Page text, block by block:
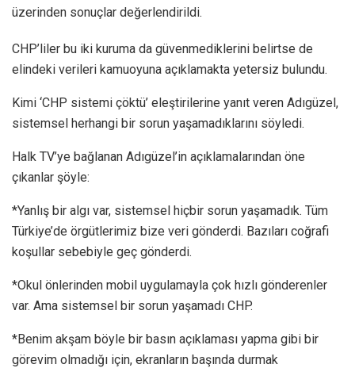
üzerinden sonuçlar değerlendirildi.
CHP’liler bu iki kuruma da güvenmediklerini belirtse de
elindeki verileri kamuoyuna açıklamakta yetersiz bulundu.
Kimi ‘CHP sistemi çöktü’ eleştirilerine yanıt veren Adıgüzel,
sistemsel herhangi bir sorun yaşamadıklarını söyledi.
Halk TV’ye bağlanan Adıgüzel’in açıklamalarından öne
çıkanlar şöyle:
*Yanlış bir algı var, sistemsel hiçbir sorun yaşamadık. Tüm
Türkiye’de örgütlerimiz bize veri gönderdi. Bazıları coğrafi
koşullar sebebiyle geç gönderdi.
*Okul önlerinden mobil uygulamayla çok hızlı gönderenler
var. Ama sistemsel bir sorun yaşamadı CHP.
*Benim akşam böyle bir basın açıklaması yapma gibi bir
görevim olmadığı için, ekranların başında durmak